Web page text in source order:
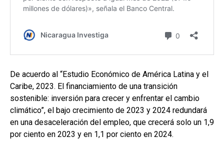
De acuerdo al “Estudio Económico de América Latina y el
Caribe, 2023. El financiamiento de una transición
sostenible: inversión para crecer y enfrentar el cambio
climático”, el bajo crecimiento de 2023 y 2024 redundará
en una desaceleración del empleo, que crecerá solo un 1,9
por ciento en 2023 y en 1,1 por ciento en 2024.